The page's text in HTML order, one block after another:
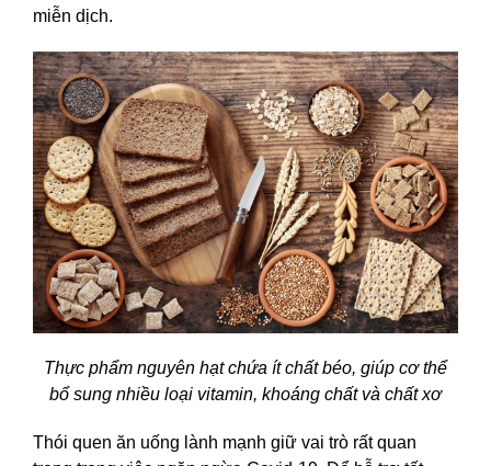
miễn dịch.
Thực phẩm nguyên hạt chứa ít chất béo, giúp cơ thể
bổ sung nhiều loại vitamin, khoáng chất và chất xơ
Thói quen ăn uống lành mạnh giữ vai trò rất quan